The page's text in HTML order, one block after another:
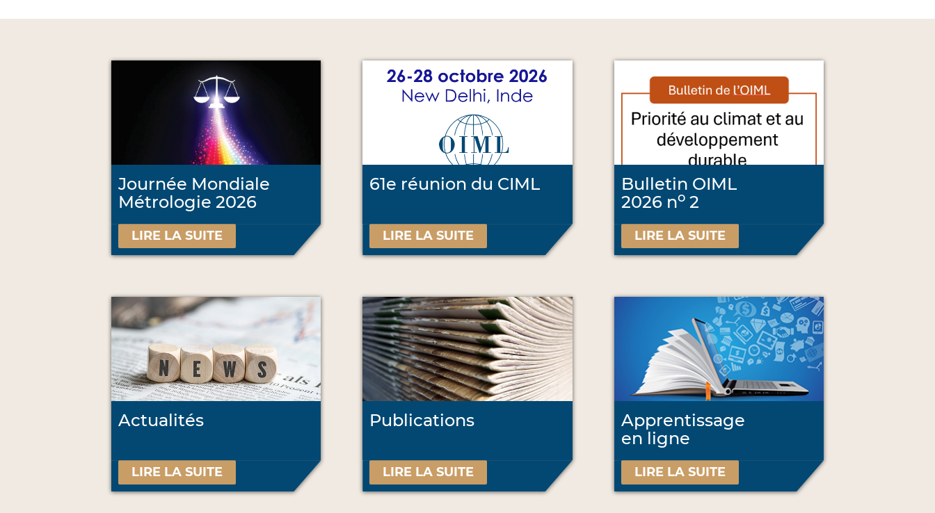
Journée Mondiale
Métrologie 2026
LIRE LA SUITE
61e réunion du CIML
LIRE LA SUITE
Bulletin OIML
2026 no2
LIRE LA SUITE
Actualités
LIRE LA SUITE
Publications
LIRE LA SUITE
Apprentissage
en ligne
LIRE LA SUITE